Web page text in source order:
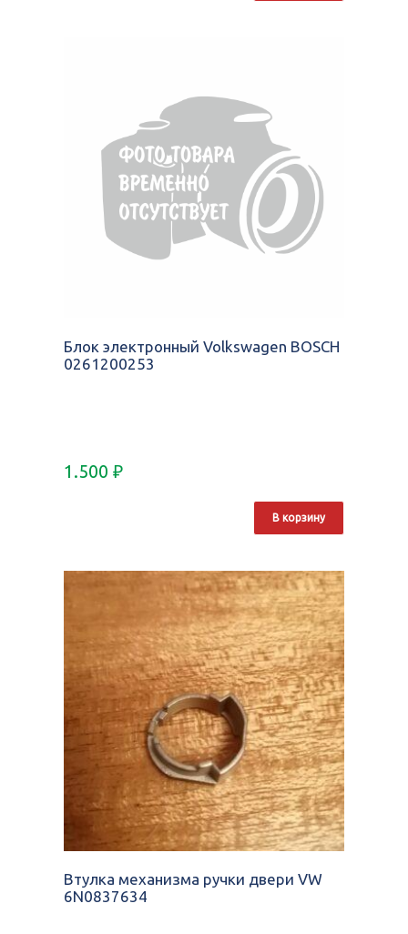
Блок электронный Volkswagen BOSCH
0261200253
1.500 ₽
В корзину
Втулка механизма ручки двери VW
6N0837634